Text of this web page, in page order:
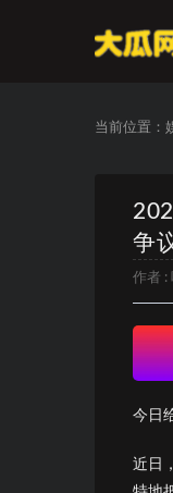
当前位置：
争
作者 :
今日
近日